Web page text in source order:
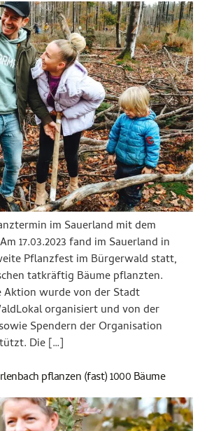
im Sauerland mit dem
17.03.2023 fand im Sauerland in
Pflanzfest im Bürgerwald statt,
tatkräftig Bäume pflanzten.
Aktion wurde von der Stadt
organisiert und von der
Spendern der Organisation
Die […]
pflanzen (fast) 1000 Bäume